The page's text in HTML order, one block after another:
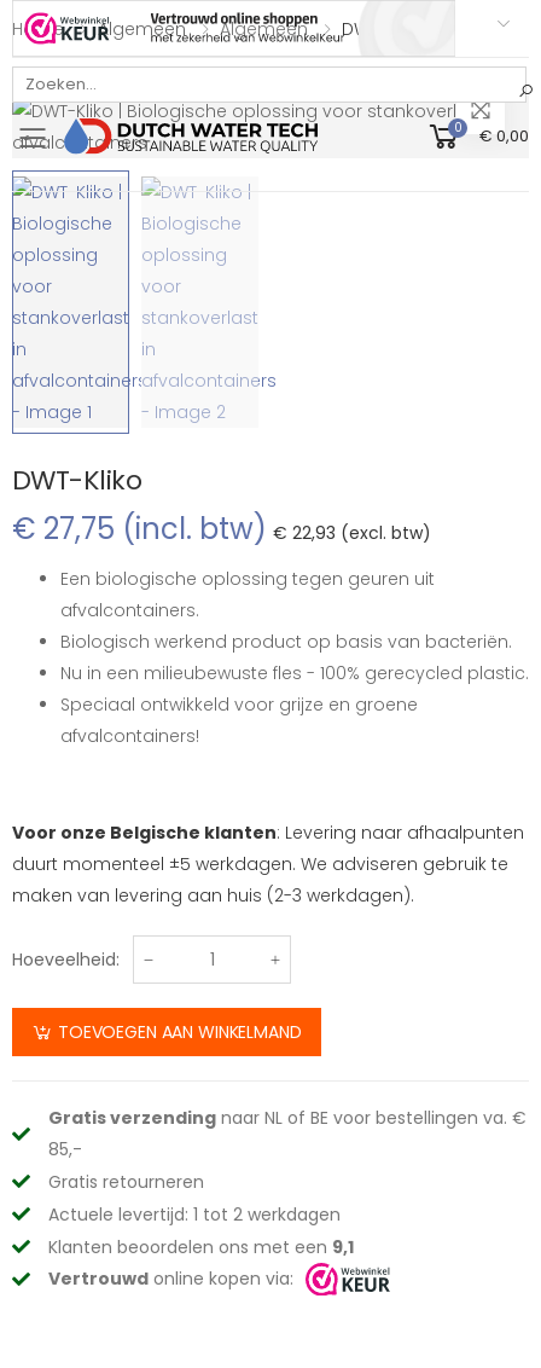
Bekijk onze Webwinkelkeur beoordeling
Toggle mobile menu
0 € 0,00
Home Algemeen Algemeen DWT-Kliko
DWT-Kliko
€ 27,75 (incl. btw) € 22,93 (excl. btw)
Een biologische oplossing tegen geuren uit
afvalcontainers.
Biologisch werkend product op basis van bacteriën.
Nu in een milieubewuste fles - 100% gerecycled plastic.
Speciaal ontwikkeld voor grijze en groene
afvalcontainers!
Voor onze Belgische klanten: Levering naar afhaalpunten
duurt momenteel ±5 werkdagen. We adviseren gebruik te
maken van levering aan huis (2-3 werkdagen).
Hoeveelheid:
TOEVOEGEN AAN WINKELMAND
Gratis verzending naar NL of BE voor bestellingen va. €
85,-
Gratis retourneren
Actuele levertijd: 1 tot 2 werkdagen
Klanten beoordelen ons met een 9,1
Vertrouwd online kopen via: